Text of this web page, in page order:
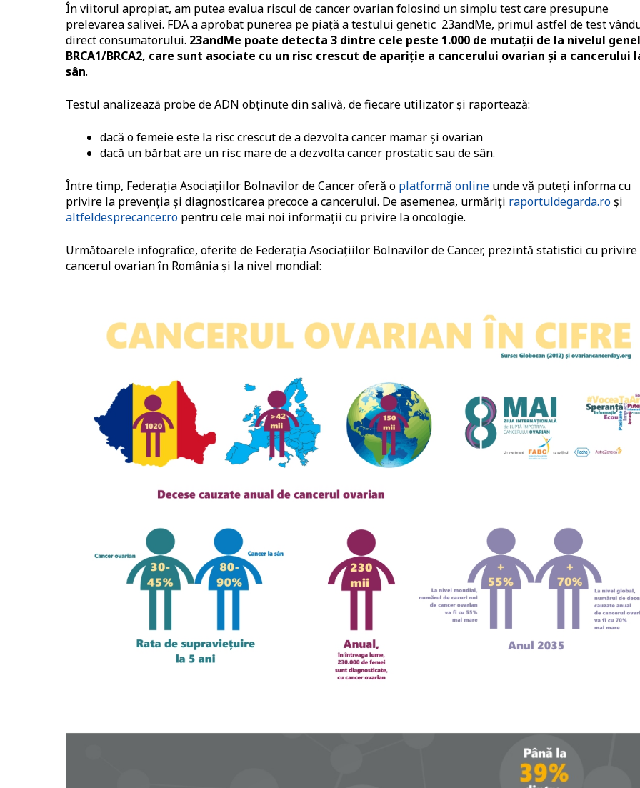
În viitorul apropiat, am putea evalua riscul de cancer ovarian folosind un simplu test care presupune
prelevarea salivei. FDA a aprobat punerea pe piață a testului genetic 23andMe, primul astfel de test
direct consumatorului. 23andMe poate detecta 3 dintre cele peste 1.000 de mutații de la nivelul
BRCA1/BRCA2, care sunt asociate cu un risc crescut de apariție a cancerului ovarian și a cancerului
sân.
Testul analizează probe de ADN obținute din salivă, de fiecare utilizator și raportează:
dacă o femeie este la risc crescut de a dezvolta cancer mamar și ovarian
dacă un bărbat are un risc mare de a dezvolta cancer prostatic sau de sân.
Între timp, Federaţia Asociaţiilor Bolnavilor de Cancer oferă o platformă online unde vă puteți informa cu
privire la prevenția și diagnosticarea precoce a cancerului. De asemenea, urmăriți raportuldegarda.roși
altfeldesprecancer.ro pentru cele mai noi informații cu privire la oncologie.
Următoarele infografice, oferite de Federaţia Asociaţiilor Bolnavilor de Cancer, prezintă statistici cu privire
cancerul ovarian în România și la nivel mondial: